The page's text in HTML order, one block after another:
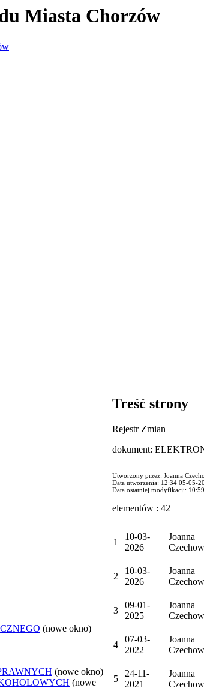
Miasta Chorzów
(nowe okno)
(nowe okno)
(nowe
Treść strony
Rejestr Zmian
dokument:
Utworzony przez: Joanna
Data utworzenia: 12:34 05-05-
Data ostatniej modyfikacji:
elementów : 42
1
10-03-
2026
Joanna
2
10-03-
2026
Joanna
3
09-01-
2025
Joanna
4
07-03-
2022
Joanna
5
24-11-
2021
Joanna